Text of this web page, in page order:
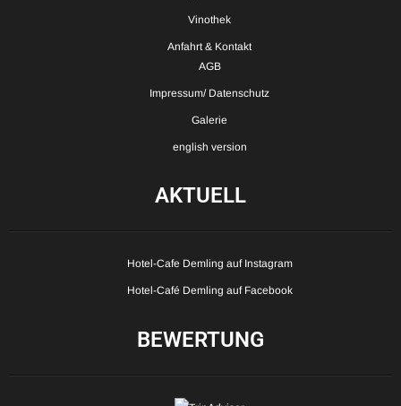
Vinothek
Anfahrt & Kontakt
AGB
Impressum/ Datenschutz
Galerie
english version
AKTUELL
Hotel-Cafe Demling auf Instagram
Hotel-Café Demling auf Facebook
BEWERTUNG